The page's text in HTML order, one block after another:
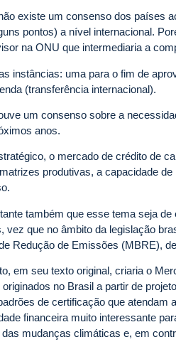
existe um consenso dos países
pontos) a nível internacional.
na ONU que intermediaria a
instâncias: uma para o fim de
(transferência internacional).
um consenso sobre a
anos.
o mercado de crédito de
produtivas, a capacidade
também que esse tema seja
vez que no âmbito da legislação
Redução de Emissões (MBRE),
em seu texto original, criaria o
no Brasil a partir de
de certificação que atendam
financeira muito interessante
mudanças climáticas e, em